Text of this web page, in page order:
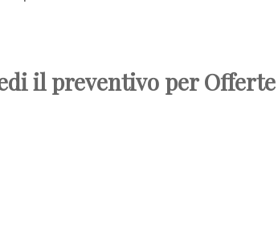
il preventivo per